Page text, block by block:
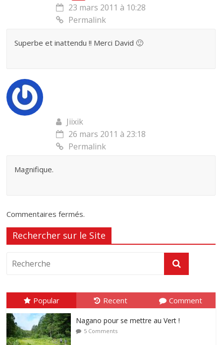
23 mars 2011 à 10:28
Permalink
Superbe et inattendu !! Merci David 🙂
Jiixik
26 mars 2011 à 23:18
Permalink
Magnifique.
Commentaires fermés.
Rechercher sur le Site
Popular Recent Comment
Nagano pour se mettre au Vert !
5 Comments